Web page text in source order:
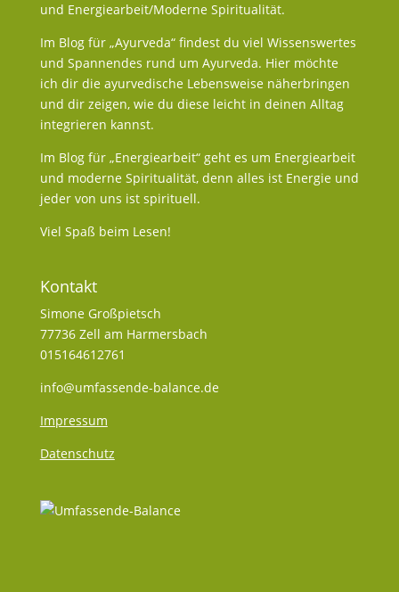
und Energiearbeit/Moderne Spiritualität.
Im Blog für „Ayurveda“ findest du viel Wissenswertes
und Spannendes rund um Ayurveda. Hier möchte
ich dir die ayurvedische Lebensweise näherbringen
und dir zeigen, wie du diese leicht in deinen Alltag
integrieren kannst.
Im Blog für „Energiearbeit“ geht es um Energiearbeit
und moderne Spiritualität, denn alles ist Energie und
jeder von uns ist spirituell.
Viel Spaß beim Lesen!
Kontakt
Simone Großpietsch
77736 Zell am Harmersbach
015164612761
info@umfassende-balance.de
Impressum
Datenschutz